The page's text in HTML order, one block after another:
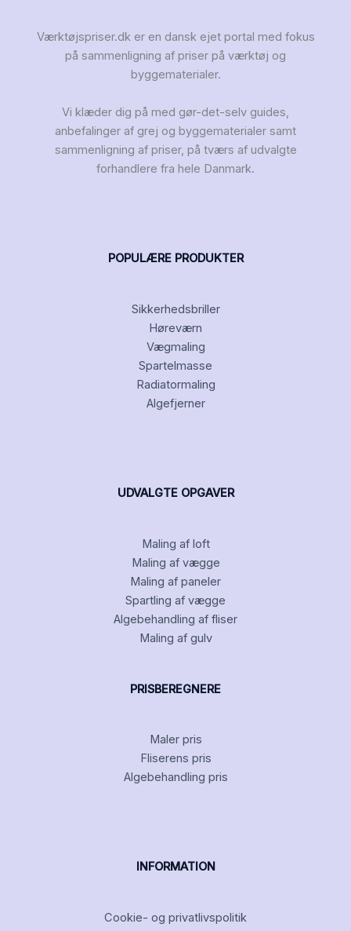
Værktøjspriser.dk er en dansk ejet portal med fokus
på sammenligning af priser på værktøj og
byggematerialer.
Vi klæder dig på med gør-det-selv guides,
anbefalinger af grej og byggematerialer samt
sammenligning af priser, på tværs af udvalgte
forhandlere fra hele Danmark.
POPULÆRE PRODUKTER
Sikkerhedsbriller
Høreværn
Vægmaling
Spartelmasse
Radiatormaling
Algefjerner
UDVALGTE OPGAVER
Maling af loft
Maling af vægge
Maling af paneler
Spartling af vægge
Algebehandling af fliser
Maling af gulv
PRISBEREGNERE
Maler pris
Fliserens pris
Algebehandling pris
INFORMATION
Cookie- og privatlivspolitik